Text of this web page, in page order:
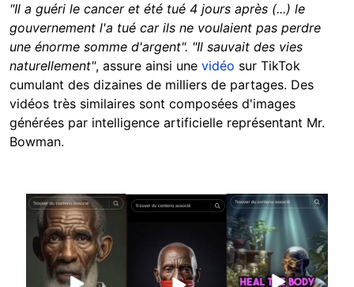
"Il a guéri le cancer et été tué 4 jours après (...) le
gouvernement l'a tué car ils ne voulaient pas perdre
une énorme somme d'argent". "Il sauvait des vies
naturellement", assure ainsi une vidéo sur TikTok
cumulant des dizaines de milliers de partages. Des
vidéos très similaires sont composées d'images
générées par intelligence artificielle représentant Mr.
Bowman.
Image